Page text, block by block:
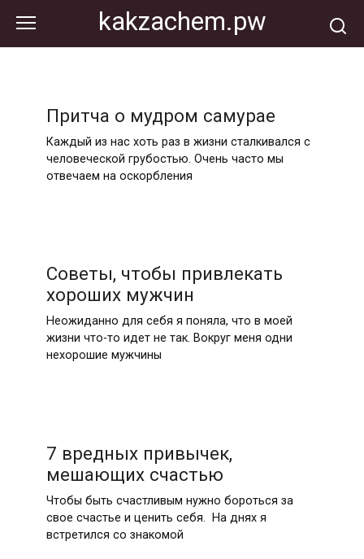
контенту
kakzachem.pw
Притча о мудром самурае
Каждый из нас хоть раз в жизни сталкивался с
человеческой грубостью. Очень часто мы
отвечаем на оскорбления
Советы, чтобы привлекать
хороших мужчин
Неожиданно для себя я поняла, что в моей
жизни что-то идет не так. Вокруг меня одни
нехорошие мужчины
7 вредных привычек,
мешающих счастью
Чтобы быть счастливым нужно бороться за
свое счастье и ценить себя. На днях я
встретился со знакомой